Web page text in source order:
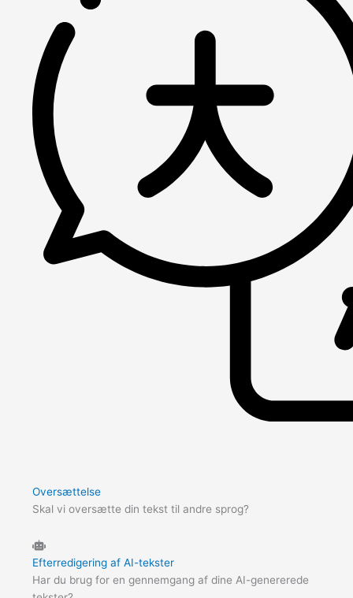
Oversættelse
Skal vi oversætte din tekst til andre sprog?
Efterredigering af AI-tekster
Har du brug for en gennemgang af dine AI-genererede